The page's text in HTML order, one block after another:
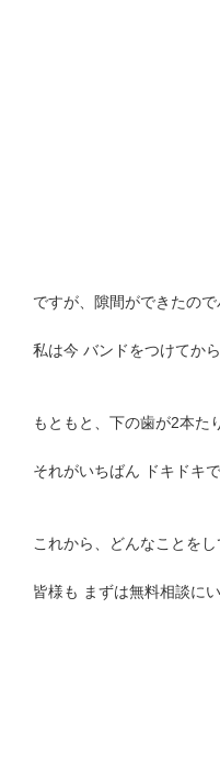
ですが、隙間ができたの
私は今 バンドをつけてか
もともと、下の歯が2本た
それがいちばん ドキドキ
これから、どんなことを
皆様も まずは無料相談に